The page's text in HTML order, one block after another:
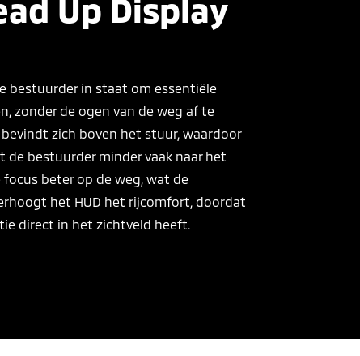
Up Display
bestuurder in staat om essentiële
zonder de ogen van de weg af te
zich boven het stuur, waardoor
bestuurder minder vaak naar het
beter op de weg, wat de
het HUD het rijcomfort, doordat
direct in het zichtveld heeft.